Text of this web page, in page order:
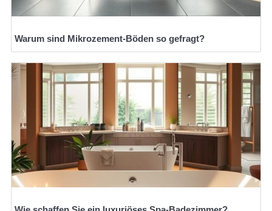
Warum sind Mikrozement-Böden so gefragt?